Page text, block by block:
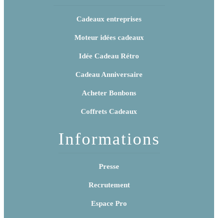
Cadeaux entreprises
Moteur idées cadeaux
Idée Cadeau Rétro
Cadeau Anniversaire
Acheter Bonbons
Coffrets Cadeaux
Informations
Presse
Recrutement
Espace Pro